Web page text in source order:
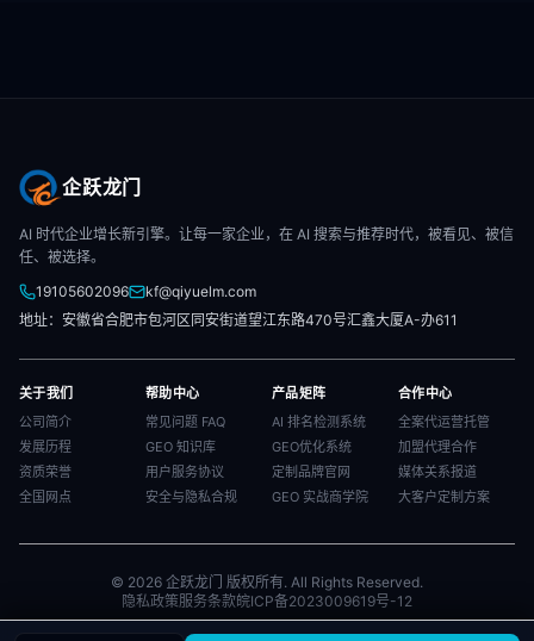
企跃龙门
AI 时代企业增长新引擎。让每一家企业，在 AI 搜索与推荐时代，被看见、被信
任、被选择。
19105602096
kf@qiyuelm.com
地址：安徽省合肥市包河区同安街道望江东路470号汇鑫大厦A-办611
关于我们
公司简介
发展历程
资质荣誉
全国网点
帮助中心
常见问题 FAQ
GEO 知识库
用户服务协议
安全与隐私合规
产品矩阵
AI 排名检测系统
GEO优化系统
定制品牌官网
GEO 实战商学院
合作中心
全案代运营托管
加盟代理合作
媒体关系报道
大客户定制方案
© 2026 企跃龙门 版权所有. All Rights Reserved.
隐私政策服务条款皖ICP备2023009619号-12